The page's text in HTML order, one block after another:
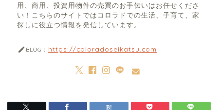
用、商用、投資用物件の売買のお手伝いはお任せくださ
い！こちらのサイトではコロラドでの生活、子育て、家
探しに役立つ情報を発信しています。
BLOG： https://coloradoseikatsu.com